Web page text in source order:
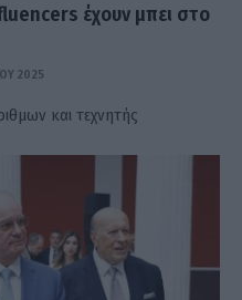
έχουν μπει στο
2025
και τεχνητής